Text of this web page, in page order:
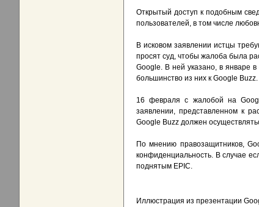
Открытый доступ к подобным
пользователей, в том числе
В исковом заявлении истцы
просят суд, чтобы жалоба была
Google. В ней указано, в январе
большинство из них к Google Buzz.
16 февраля с жалобой на
заявлении, представленном к
Google Buzz должен
По мнению правозащитников,
конфиденциальность. В случае
поднятым EPIC.
Иллюстрация из презентации